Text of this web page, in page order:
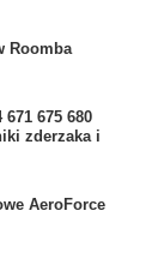
Roomba
675 680
zderzaka i
AeroForce